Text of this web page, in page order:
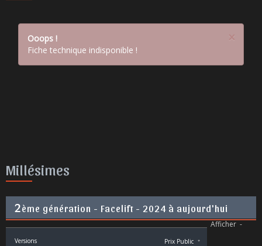
×
Ooops !
Fiche technique indisponible !
Millésimes
2ème génération - Facelift - 2024 à aujourd'hui
Afficher -
Versions Prix Public *